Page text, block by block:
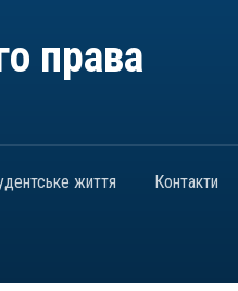
права
життя Контакти